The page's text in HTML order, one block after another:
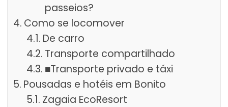
passeios?
Como se locomover
De carro
Transporte compartilhado
■Transporte privado e táxi
Pousadas e hotéis em Bonito
Zagaia EcoResort